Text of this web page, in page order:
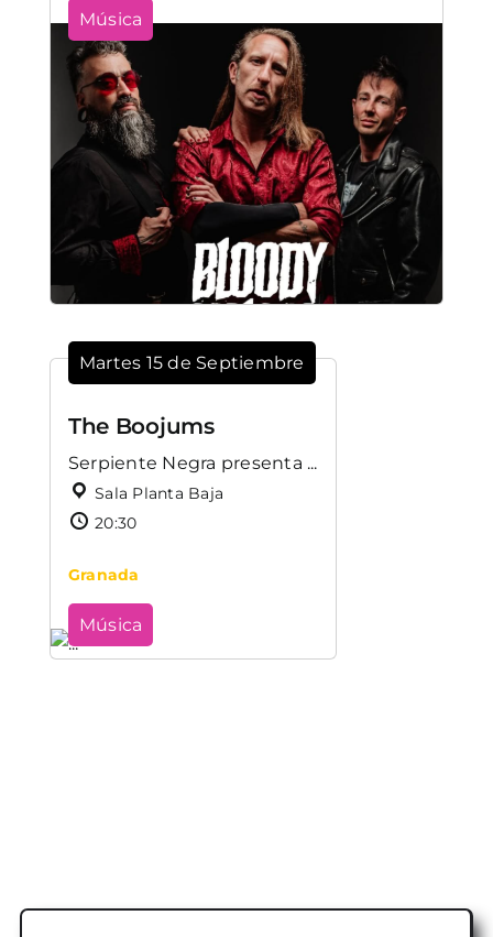
Música
Martes 15 de Septiembre
The Boojums
Serpiente Negra presenta ...
Sala Planta Baja
20:30
Granada
Música